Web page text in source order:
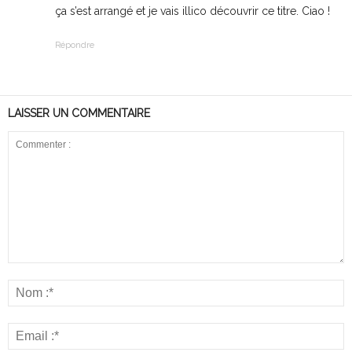
ça s’est arrangé et je vais illico découvrir ce titre. Ciao !
Répondre
LAISSER UN COMMENTAIRE